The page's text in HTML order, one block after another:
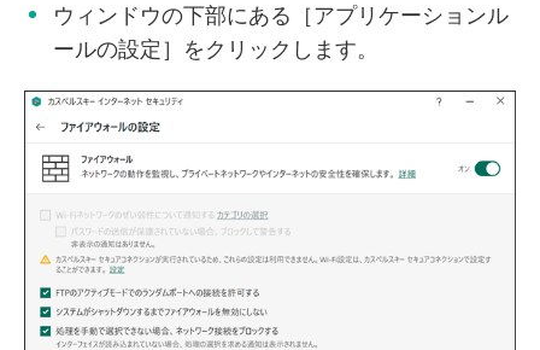
ウィンドウの下部にある［アプリケーションル
ールの設定］をクリックします。